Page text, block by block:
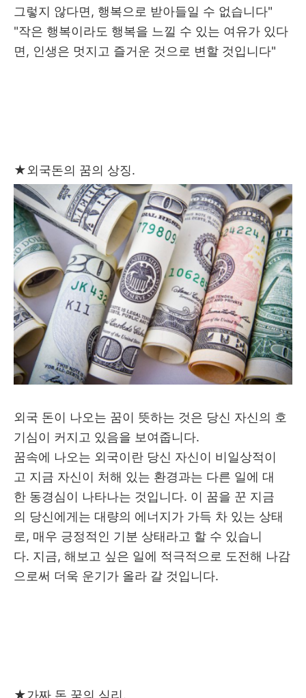
그렇지 않다면, 행복으로 받아들일 수 없습니다"
"작은 행복이라도 행복을 느낄 수 있는 여유가 있다
면, 인생은 멋지고 즐거운 것으로 변할 것입니다"
★외국돈의 꿈의 상징.
외국 돈이 나오는 꿈이 뜻하는 것은 당신 자신의 호
기심이 커지고 있음을 보여줍니다.
꿈속에 나오는 외국이란 당신 자신이 비일상적이
고 지금 자신이 처해 있는 환경과는 다른 일에 대
한 동경심이 나타나는 것입니다. 이 꿈을 꾼 지금
의 당신에게는 대량의 에너지가 가득 차 있는 상태
로, 매우 긍정적인 기분 상태라고 할 수 있습니
다. 지금, 해보고 싶은 일에 적극적으로 도전해 나감
으로써 더욱 운기가 올라 갈 것입니다.
★가짜 돈 꿈의 심리.